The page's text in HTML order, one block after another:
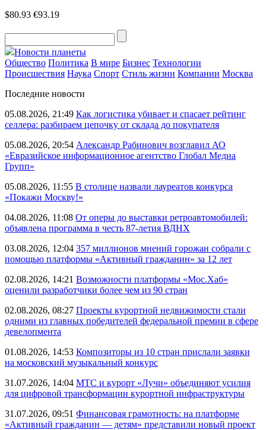
$80.93 €93.19
Новости планеты
Общество Политика В мире Бизнес Технологии
Происшествия Наука Спорт Стиль жизни Компании Москва
Последние новости
05.08.2026, 21:49 Как логистика убивает и спасает рейтинг
селлера: разбираем цепочку от склада до покупателя
05.08.2026, 20:54 Александр Рабинович возглавил АО
«Евразийское информационное агентство Глобал Медиа
Групп»
05.08.2026, 11:55 В столице назвали лауреатов конкурса
«Покажи Москву!»
04.08.2026, 11:08 От оперы до выставки ретроавтомобилей:
объявлена программа в честь 87-летия ВДНХ
03.08.2026, 12:04 357 миллионов мнений горожан собрали с
помощью платформы «Активный гражданин» за 12 лет
02.08.2026, 14:21 Возможности платформы «Мос.Хаб»
оценили разработчики более чем из 90 стран
02.08.2026, 08:27 Проекты курортной недвижимости стали
одними из главных победителей федеральной премии в сфере
девелопмента
01.08.2026, 14:53 Композиторы из 10 стран прислали заявки
на московский музыкальный конкурс
31.07.2026, 14:04 МТС и курорт «Лучи» объединяют усилия
для цифровой трансформации курортной инфраструктуры
31.07.2026, 09:51 Финансовая грамотность: на платформе
«Активный гражданин — детям» представили новый проект